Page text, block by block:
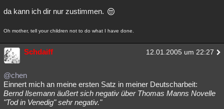
da kann ich dir nur zustimmen.
Oh mother, tell your children not to do what I have done.
Schdaiff 12.01.2005 um 22:27
@chen
Einnert mich an meine ersten Satz in meiner Deutscharbeit:
Bernd Ilsemann äußert sich negativ über Thomas Manns Novelle
"Tod in Venedig" sehr negativ."